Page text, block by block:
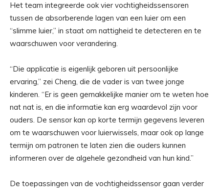
Het team integreerde ook vier vochtigheidssensoren
tussen de absorberende lagen van een luier om een
“slimme luier,” in staat om nattigheid te detecteren en te
waarschuwen voor verandering.
“Die applicatie is eigenlijk geboren uit persoonlijke
ervaring,” zei Cheng, die de vader is van twee jonge
kinderen. “Er is geen gemakkelijke manier om te weten hoe
nat nat is, en die informatie kan erg waardevol zijn voor
ouders. De sensor kan op korte termijn gegevens leveren
om te waarschuwen voor luierwissels, maar ook op lange
termijn om patronen te laten zien die ouders kunnen
informeren over de algehele gezondheid van hun kind.”
De toepassingen van de vochtigheidssensor gaan verder